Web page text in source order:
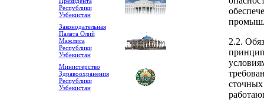
Республики
Узбекистан
Законодательная
Палата Олий
Мажлиса
Республики
Узбекистан
Министерство
Здравоохранения
Республики
Узбекистан
2.2.
сточных